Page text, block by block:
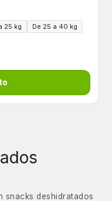
25 kg De 25 a 40 kg
snacks deshidratados